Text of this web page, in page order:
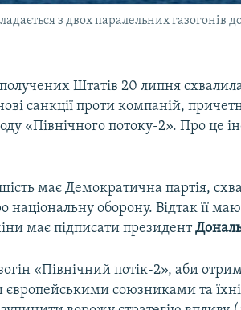
з двох паралельних газогонів
Штатів 20 липня
санкції проти компаній,
«Північного потоку-2». Про це
має Демократична партія,
національну оборону. Відтак її
має підписати президент
«Північний потік-2», аби
союзниками та